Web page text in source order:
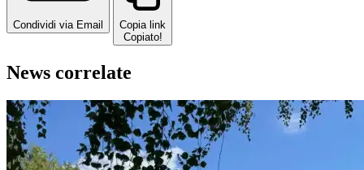
Condividi via Email
Copia link
Copiato!
News correlate